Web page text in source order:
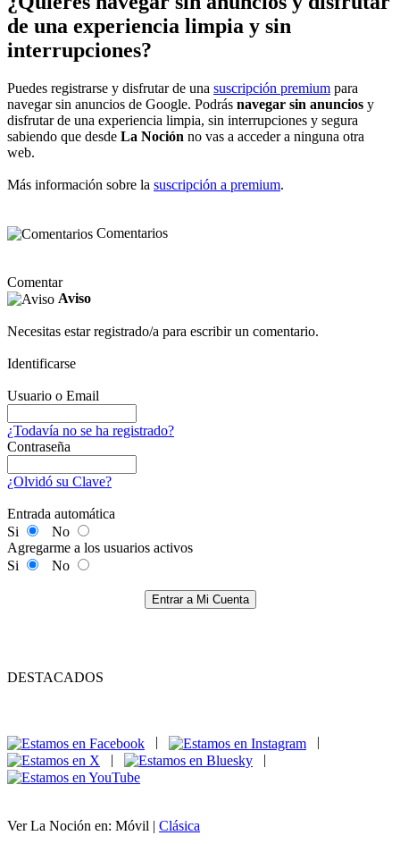
de una experiencia limpia y sin
interrupciones?
Puedes registrarse y disfrutar de una suscripción premium para
navegar sin anuncios de Google. Podrás navegar sin anuncios y
disfrutar de una experiencia limpia, sin interrupciones y segura
sabiendo que desde La Noción no vas a acceder a ninguna otra
web.
Más información sobre la suscripción a premium.
Comentarios
Comentar
Aviso
Necesitas estar registrado/a para escribir un comentario.
Identificarse
Usuario o Email
¿Todavía no se ha registrado?
Contraseña
¿Olvidó su Clave?
Entrada automática
Si
No
Agregarme a los usuarios activos
Si
No
Entrar a Mi Cuenta
DESTACADOS
|
|
|
|
Ver La Noción en: Móvil | Clásica